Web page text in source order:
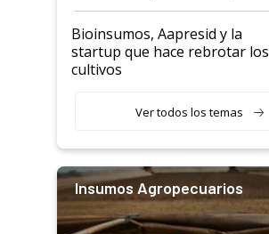
Bioinsumos, Aapresid y la
startup que hace rebrotar los
cultivos
Ver todos los temas
Insumos Agropecuarios